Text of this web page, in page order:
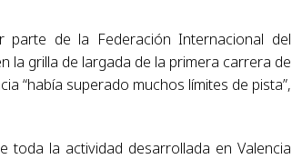
de la Federación Internacional del
la grilla de largada de la primera carrera de
“había superado muchos límites de pista”,
la actividad desarrollada en Valencia